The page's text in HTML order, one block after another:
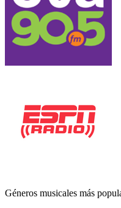
Géneros musicales más